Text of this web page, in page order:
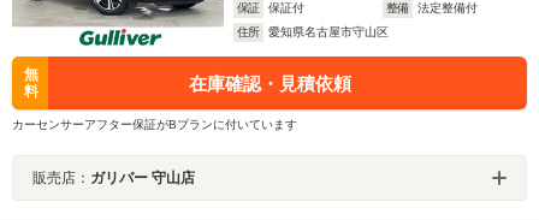
保証
保証付 整備
法定整備付
住所
愛知県名古屋市守山区
無
料
在庫確認・見積依頼
カーセンサーアフター保証がBプランに付いています
販売店： ガリバー 守山店